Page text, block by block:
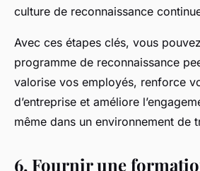
culture de reconnaissance
Avec ces étapes clés, vous
programme de reconnaissance
valorise vos employés, renforce
d’entreprise et améliore
même dans un environnement de
6. Fournir une